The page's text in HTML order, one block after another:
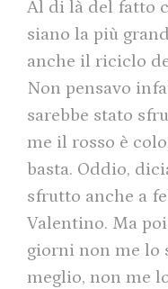
Al di là del fatto
siano la più
anche il riciclo
Non pensavo
sarebbe stato
me il rosso è
basta. Oddio,
sfrutto anche a
Valentino. Ma
giorni non me lo
meglio, non me